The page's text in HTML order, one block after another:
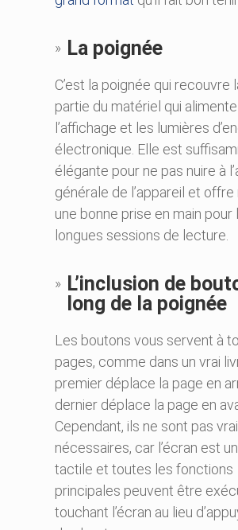
La poignée
C’est la poignée qui recouvre
partie du matériel qui alimente
l’affichage et les lumières
électronique. Elle est
élégante pour ne pas nuire à
générale de l’appareil et
une bonne prise en main pour
longues sessions de lecture.
L’inclusion de
long de la poignée
Les boutons vous servent à
pages, comme dans un vrai
premier déplace la page en
dernier déplace la page en
Cependant, ils ne sont pas
nécessaires, car l’écran est
tactile et toutes les fonctions
principales peuvent être
touchant l’écran au lieu